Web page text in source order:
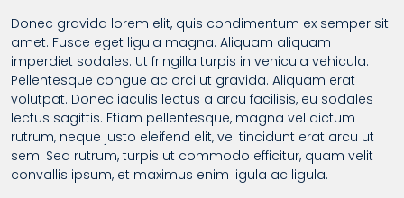
Donec gravida lorem elit, quis condimentum ex semper sit
amet. Fusce eget ligula magna. Aliquam aliquam
imperdiet sodales. Ut fringilla turpis in vehicula vehicula.
Pellentesque congue ac orci ut gravida. Aliquam erat
volutpat. Donec iaculis lectus a arcu facilisis, eu sodales
lectus sagittis. Etiam pellentesque, magna vel dictum
rutrum, neque justo eleifend elit, vel tincidunt erat arcu ut
sem. Sed rutrum, turpis ut commodo efficitur, quam velit
convallis ipsum, et maximus enim ligula ac ligula.